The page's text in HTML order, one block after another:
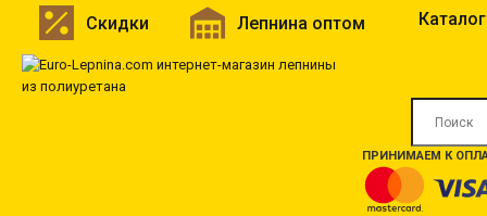
Скидки Лепнина оптом
ПРИНИМАЕМ К